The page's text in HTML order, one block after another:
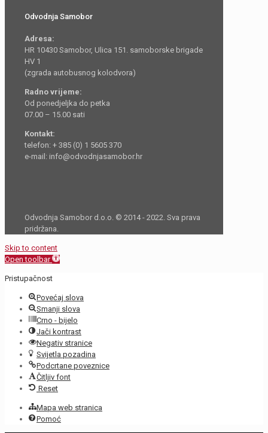
Odvodnja Samobor
Adresa:
HR 10430 Samobor, Ulica 151. samoborske brigade
HV 1
(zgrada autobusnog kolodvora)
Radno vrijeme:
Od ponedjeljka do petka
07.00 – 15.00 sati
Kontakt:
telefon: + 385 (0) 1 5605 370
e-mail: info@odvodnjasamobor.hr
Odvodnja Samobor d.o.o. © 2014 - 2022. Sva prava
pridržana.
Skip to content
Open toolbar
Pristupačnost
Povećaj slova
Smanji slova
Crno - bijelo
Jači kontrast
Negativ stranice
Svijetla pozadina
Podcrtane poveznice
Čitljiv font
Reset
Mapa web stranica
Pomoć